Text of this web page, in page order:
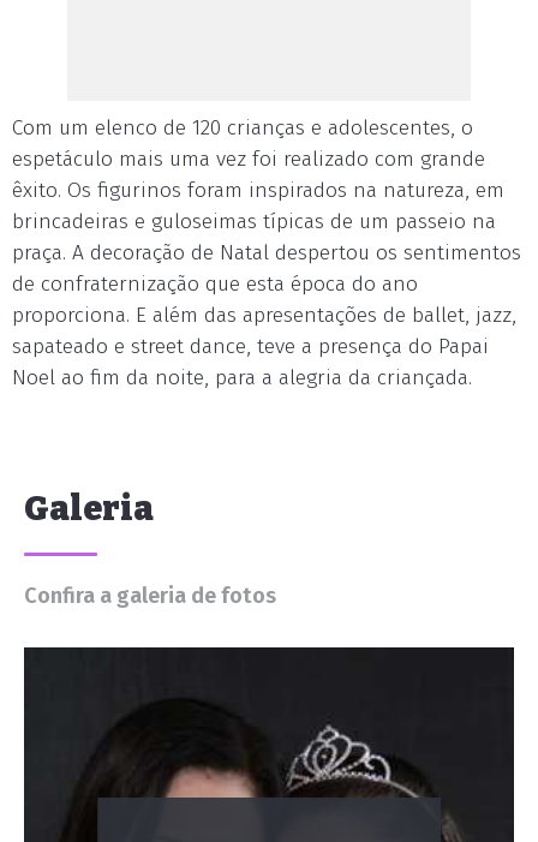
Com um elenco de 120 crianças e adolescentes, o
espetáculo mais uma vez foi realizado com grande
êxito. Os figurinos foram inspirados na natureza, em
brincadeiras e guloseimas típicas de um passeio na
praça. A decoração de Natal despertou os sentimentos
de confraternização que esta época do ano
proporciona. E além das apresentações de ballet, jazz,
sapateado e street dance, teve a presença do Papai
Noel ao fim da noite, para a alegria da criançada.
Galeria
Confira a galeria de fotos